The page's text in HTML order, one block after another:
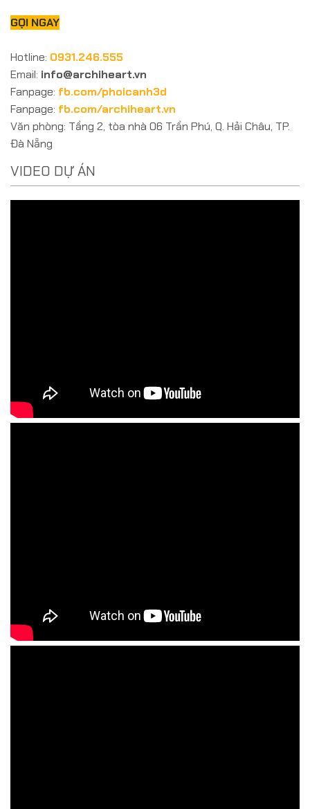
GỌI NGAY
Hotline: 0931.246.555
Email: info@archiheart.vn
Fanpage: fb.com/phoicanh3d
Fanpage: fb.com/archiheart.vn
Văn phòng: Tầng 2, tòa nhà 06 Trần Phú, Q. Hải Châu, TP.
Đà Nẵng
VIDEO DỰ ÁN